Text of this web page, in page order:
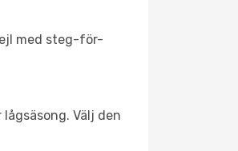
med steg-för-
Välj den